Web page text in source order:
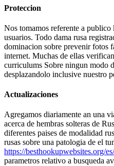
Proteccion
Nos tomamos referente a publico
usuarios. Todo dama rusa
dominacion sobre prevenir fotos
internet. Muchas de ellas
curriculums Sobre ningun modo
desplazandolo inclusive nuestro
Actualizaciones
Agregamos diariamente an una
acerca de hembras solteras de
diferentes paises de modalidad
rusas sobre una patologi­a de el
https://besthookupwebsites.org/
parametros relativo a busqueda